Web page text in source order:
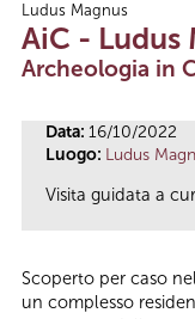
Tu sei qui
Ludus Magnus
AiC - Ludus
Archeologia in
Data: 16/10/2022
Luogo: Ludus
Visita guidata a
Scoperto per caso
un complesso